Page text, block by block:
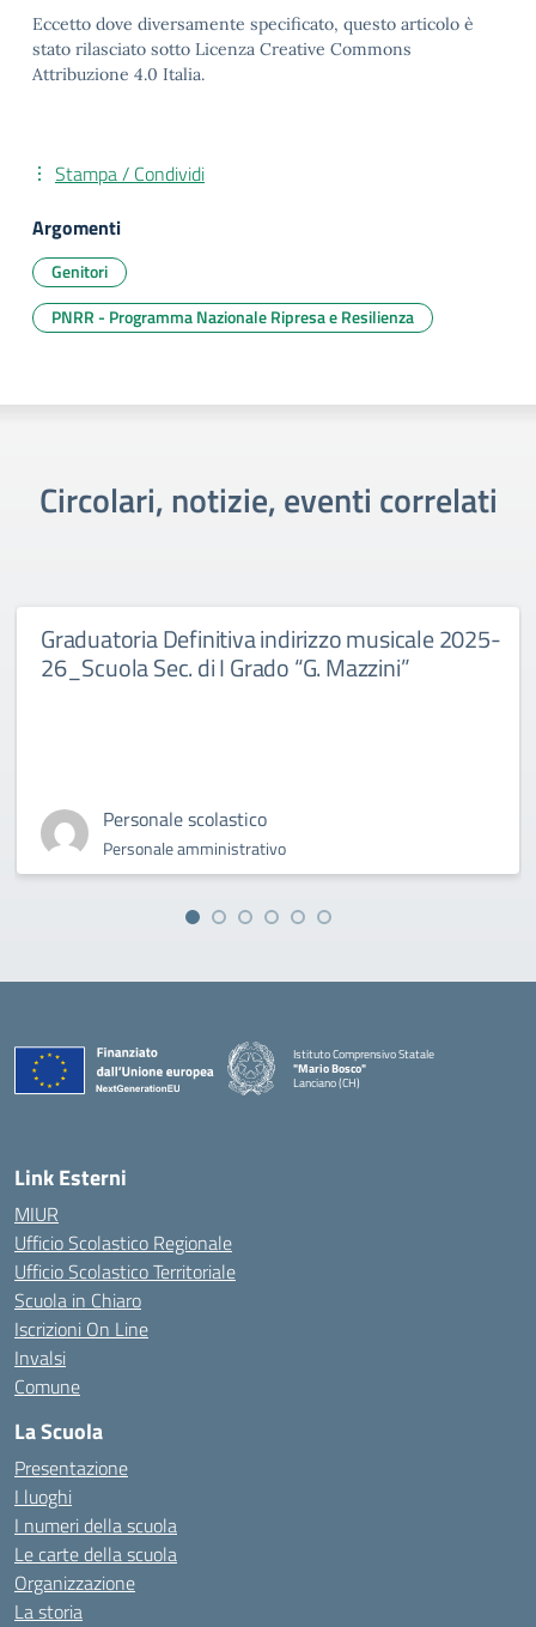
Eccetto dove diversamente specificato, questo articolo è
stato rilasciato sotto Licenza Creative Commons
Attribuzione 4.0 Italia.
Stampa / Condividi
Argomenti
Genitori
PNRR - Programma Nazionale Ripresa e Resilienza
Circolari, notizie, eventi correlati
Graduatoria Definitiva indirizzo musicale 2025-
26_Scuola Sec. di I Grado “G. Mazzini”
Personale scolastico
Personale amministrativo
Istituto Comprensivo Statale
"Mario Bosco"
Lanciano (CH)
Link Esterni
MIUR
Ufficio Scolastico Regionale
Ufficio Scolastico Territoriale
Scuola in Chiaro
Iscrizioni On Line
Invalsi
Comune
La Scuola
Presentazione
I luoghi
I numeri della scuola
Le carte della scuola
Organizzazione
La storia